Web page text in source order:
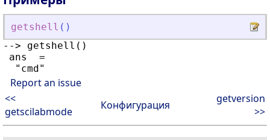
getshell ( )
--> getshell()
ans  =
Report an issue
<<
getscilabmode
Конфигурация
getversion
>>